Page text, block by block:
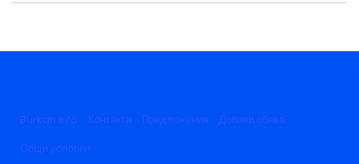
Burkan.info Контакти Предложения
Добави обява
Общи условия